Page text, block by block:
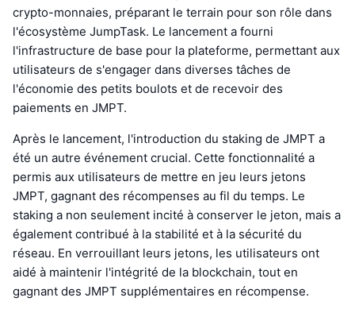
crypto-monnaies, préparant le terrain pour son rôle dans
l'écosystème JumpTask. Le lancement a fourni
l'infrastructure de base pour la plateforme, permettant aux
utilisateurs de s'engager dans diverses tâches de
l'économie des petits boulots et de recevoir des
paiements en JMPT.
Après le lancement, l'introduction du staking de JMPT a
été un autre événement crucial. Cette fonctionnalité a
permis aux utilisateurs de mettre en jeu leurs jetons
JMPT, gagnant des récompenses au fil du temps. Le
staking a non seulement incité à conserver le jeton, mais a
également contribué à la stabilité et à la sécurité du
réseau. En verrouillant leurs jetons, les utilisateurs ont
aidé à maintenir l'intégrité de la blockchain, tout en
gagnant des JMPT supplémentaires en récompense.